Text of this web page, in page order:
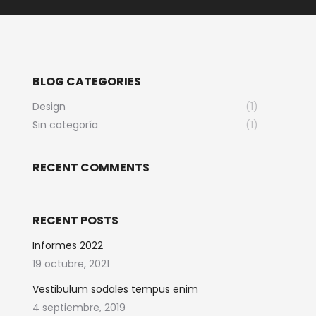
BLOG CATEGORIES
Design
(1)
Sin categoría
(1)
RECENT COMMENTS
RECENT POSTS
Informes 2022
19 octubre, 2021
Vestibulum sodales tempus enim
4 septiembre, 2019